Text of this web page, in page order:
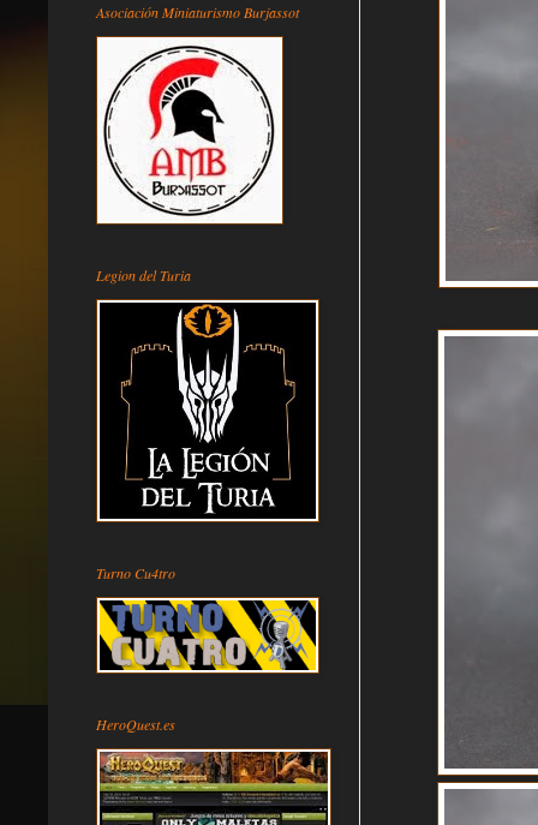
Asociación Miniaturismo Burjassot
Legion del Turia
Turno Cu4tro
HeroQuest.es